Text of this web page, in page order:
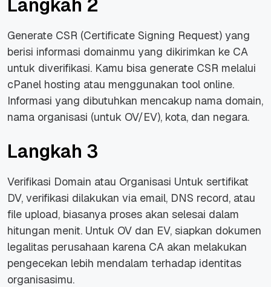
Langkah 2
Generate CSR (Certificate Signing Request) yang
berisi informasi domainmu yang dikirimkan ke CA
untuk diverifikasi. Kamu bisa generate CSR melalui
cPanel hosting atau menggunakan tool online.
Informasi yang dibutuhkan mencakup nama domain,
nama organisasi (untuk OV/EV), kota, dan negara.
Langkah 3
Verifikasi Domain atau Organisasi Untuk sertifikat
DV, verifikasi dilakukan via email, DNS record, atau
file upload, biasanya proses akan selesai dalam
hitungan menit. Untuk OV dan EV, siapkan dokumen
legalitas perusahaan karena CA akan melakukan
pengecekan lebih mendalam terhadap identitas
organisasimu.